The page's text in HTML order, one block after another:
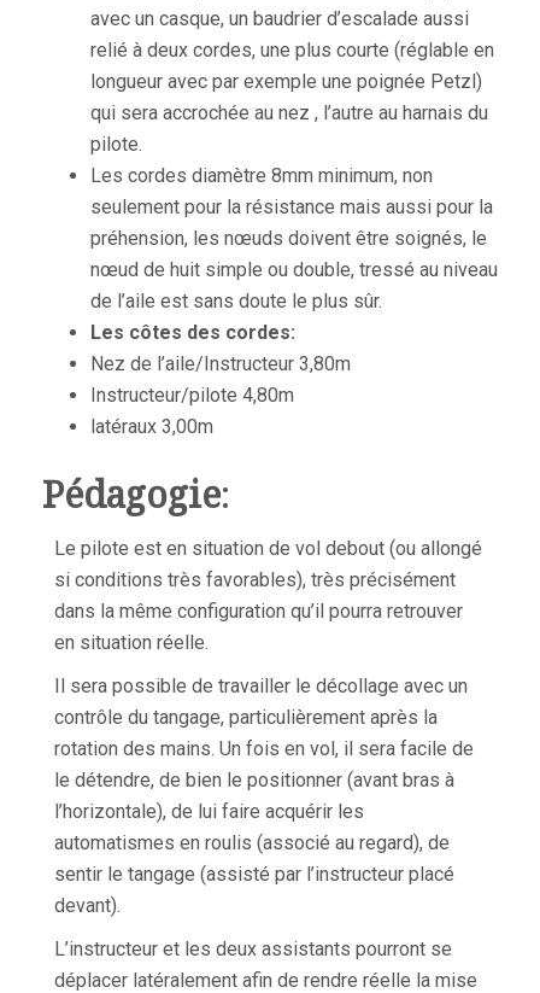
avec un casque, un baudrier d’escalade aussi
relié à deux cordes, une plus courte (réglable en
longueur avec par exemple une poignée Petzl)
qui sera accrochée au nez , l’autre au harnais du
pilote.
Les cordes diamètre 8mm minimum, non
seulement pour la résistance mais aussi pour la
préhension, les nœuds doivent être soignés, le
nœud de huit simple ou double, tressé au niveau
de l’aile est sans doute le plus sûr.
Les côtes des cordes:
Nez de l’aile/Instructeur 3,80m
Instructeur/pilote 4,80m
latéraux 3,00m
Pédagogie:
Le pilote est en situation de vol debout (ou allongé
si conditions très favorables), très précisément
dans la même configuration qu’il pourra retrouver
en situation réelle.
Il sera possible de travailler le décollage avec un
contrôle du tangage, particulièrement après la
rotation des mains. Un fois en vol, il sera facile de
le détendre, de bien le positionner (avant bras à
l’horizontale), de lui faire acquérir les
automatismes en roulis (associé au regard), de
sentir le tangage (assisté par l’instructeur placé
devant).
L’instructeur et les deux assistants pourront se
déplacer latéralement afin de rendre réelle la mise